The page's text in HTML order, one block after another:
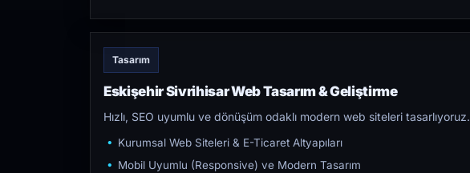
Tasarım
Eskişehir Sivrihisar Web Tasarım & Geliştirme
Hızlı, SEO uyumlu ve dönüşüm odaklı modern web siteleri tasarlıyoruz.
Kurumsal Web Siteleri & E-Ticaret Altyapıları
Mobil Uyumlu (Responsive) ve Modern Tasarım